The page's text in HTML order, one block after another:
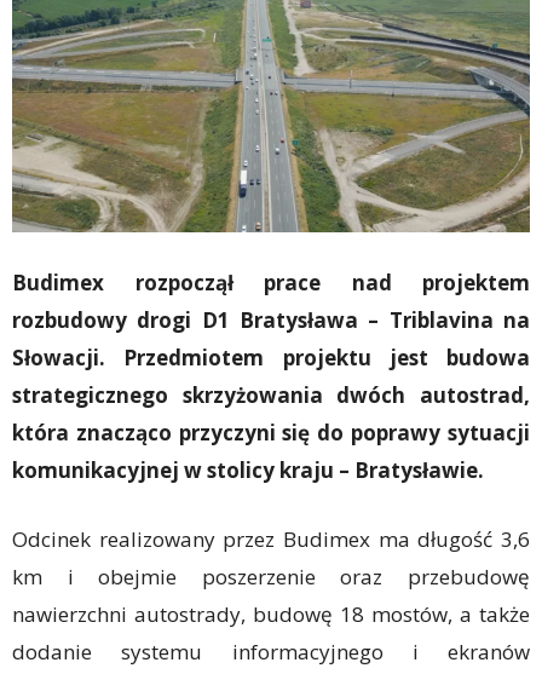
Budimex rozpoczął prace nad projektem
rozbudowy drogi D1 ‎Bratysława – Triblavina na
Słowacji. Przedmiotem projektu jest budowa
‎strategicznego skrzyżowania dwóch autostrad,
która znacząco przyczyni się ‎do poprawy sytuacji
komunikacyjnej w stolicy kraju – Bratysławie. ‎
Odcinek realizowany przez Budimex ma długość 3,6
km i obejmie poszerzenie oraz przebudowę
‎nawierzchni autostrady, budowę 18 mostów, a także
dodanie systemu ‎informacyjnego i ekranów